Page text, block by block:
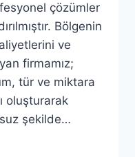
çözümler
Bölgenin
ve
firmamız;
tür ve miktara
oluşturarak
şekilde…